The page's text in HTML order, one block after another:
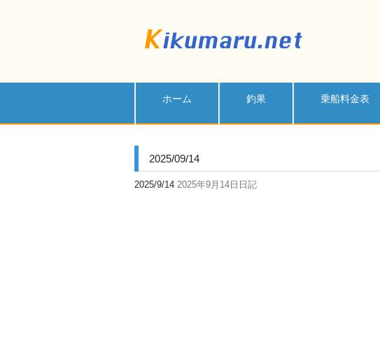
ホーム 釣果 乗船料金表
2025/09/14
2025/9/14 2025年9月14日日記